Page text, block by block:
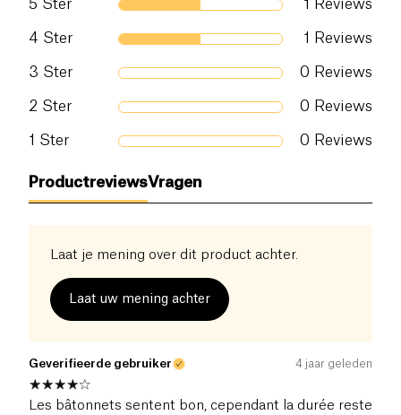
5 Ster 1 Reviews
4 Ster 1 Reviews
3 Ster 0 Reviews
2 Ster 0 Reviews
1 Ster 0 Reviews
ProductreviewsVragen
Laat je mening over dit product achter.
Laat uw mening achter
Geverifieerde gebruiker 4 jaar geleden
Les bâtonnets sentent bon, cependant la durée reste